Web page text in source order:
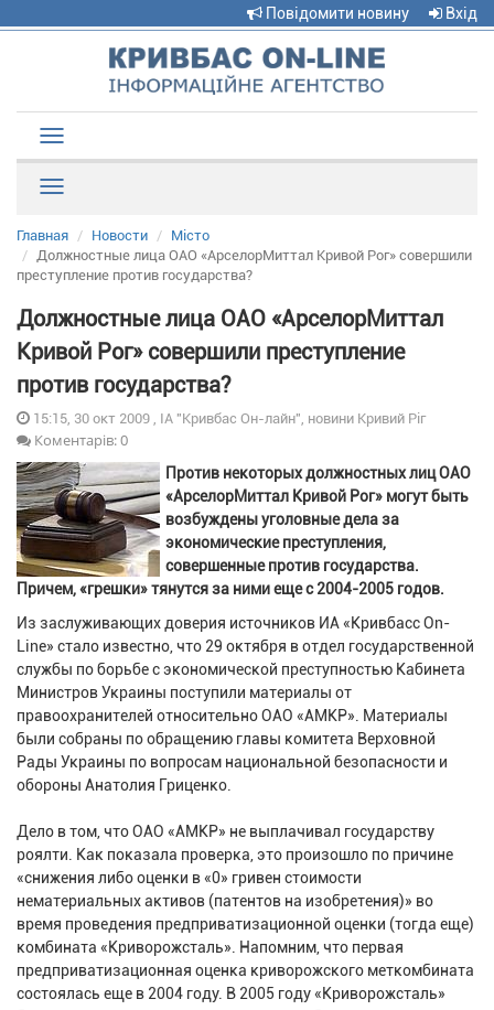
Повідомити новину Вхід
navigation
Главная Новости
Місто
Должностные лица ОАО «АрселорМиттал Кривой Рог» совершили
преступление против государства?
Должностные лица ОАО «АрселорМиттал
Кривой Рог» совершили преступление
против государства?
15:15, 30 окт 2009 , ІА "Кривбас Он-лайн", новини Кривий Ріг
Коментарів: 0
Против некоторых должностных лиц ОАО
«АрселорМиттал Кривой Рог» могут быть
возбуждены уголовные дела за
экономические преступления,
совершенные против государства.
Причем, «грешки» тянутся за ними еще с 2004-2005 годов.
Из заслуживающих доверия источников ИА «Кривбасс On-
Line» стало известно, что 29 октября в отдел государственной
службы по борьбе с экономической преступностью Кабинета
Министров Украины поступили материалы от
правоохранителей относительно ОАО «АМКР». Материалы
были собраны по обращению главы комитета Верховной
Рады Украины по вопросам национальной безопасности и
обороны Анатолия Гриценко.
Дело в том, что ОАО «АМКР» не выплачивал государству
роялти. Как показала проверка, это произошло по причине
«снижения либо оценки в «0» гривен стоимости
нематериальных активов (патентов на изобретения)» во
время проведения предприватизационной оценки (тогда еще)
комбината «Криворожсталь». Напомним, что первая
предприватизационная оценка криворожского меткомбината
состоялась еще в 2004 году. В 2005 году «Криворожсталь»